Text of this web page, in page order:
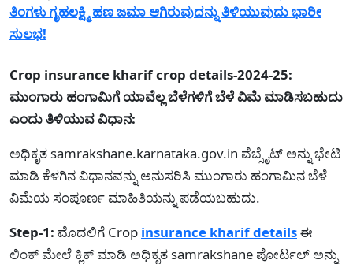
ತಿಂಗಳು ಗೃಹಲಕ್ಷ್ಮಿ ಹಣ ಜಮಾ ಆಗಿರುವುದನ್ನು ತಿಳಿಯುವುದು ಭಾರೀ
ಸುಲಭ!
Crop insurance kharif crop details-2024-25:
ಮುಂಗಾರು ಹಂಗಾಮಿಗೆ ಯಾವೆಲ್ಲ ಬೆಳೆಗಳಿಗೆ ಬೆಳೆ ವಿಮೆ ಮಾಡಿಸಬಹುದು
ಎಂದು ತಿಳಿಯುವ ವಿಧಾನ:
ಅಧಿಕೃತ samrakshane.karnataka.gov.in ವೆಬ್ಸೈಟ್ ಅನ್ನು ಭೇಟಿ
ಮಾಡಿ ಕೆಳಗಿನ ವಿಧಾನವನ್ನು ಅನುಸರಿಸಿ ಮುಂಗಾರು ಹಂಗಾಮಿನ ಬೆಳೆ
ವಿಮೆಯ ಸಂಪೂರ್ಣ ಮಾಹಿತಿಯನ್ನು ಪಡೆಯಬಹುದು.
Step-1: ಮೊದಲಿಗೆ Crop insurance kharif detailsಈ
ಲಿಂಕ್ ಮೇಲೆ ಕ್ಲಿಕ್ ಮಾಡಿ ಅಧಿಕೃತ samrakshane ಪೋರ್ಟಲ್ ಅನ್ನು